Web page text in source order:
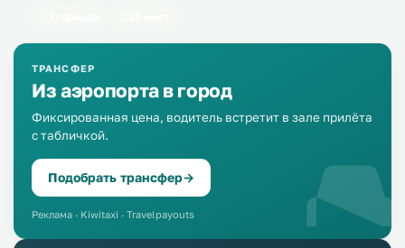
ТРАНСФЕР
Из аэропорта в город
Фиксированная цена, водитель встретит в зале прилёта
с табличкой.
Подобрать трансфер→
Реклама · Kiwitaxi · Travelpayouts